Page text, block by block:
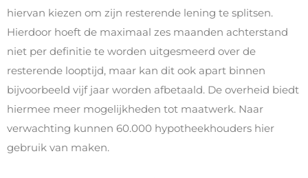
hiervan kiezen om zijn resterende lening te splitsen.
Hierdoor hoeft de maximaal zes maanden achterstand
niet per definitie te worden uitgesmeerd over de
resterende looptijd, maar kan dit ook apart binnen
bijvoorbeeld vijf jaar worden afbetaald. De overheid biedt
hiermee meer mogelijkheden tot maatwerk. Naar
verwachting kunnen 60.000 hypotheekhouders hier
gebruik van maken.